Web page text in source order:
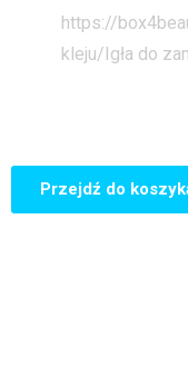
https://
kleju/Igła do
Przejdź do